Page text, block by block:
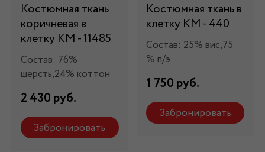
Костюмная ткань
коричневая в
клетку КМ - 11485
Состав: 76%
шерсть,24% коттон
2 430 руб.
Забронировать
Костюмная ткань в
клетку КМ - 440
Состав: 25% вис,75
% п/э
1 750 руб.
Забронировать